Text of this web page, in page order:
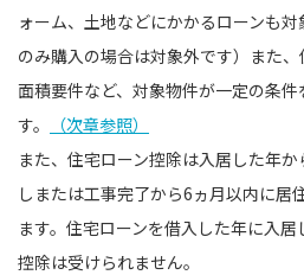
ォーム、土地などにかかるローンも
のみ購入の場合は対象外です）また
面積要件など、対象物件が一定の条
す。
（次章参照）
また、住宅ローン控除は入居した年
しまたは工事完了から6ヵ月以内に居
ます。住宅ローンを借入した年に入
控除は受けられません。